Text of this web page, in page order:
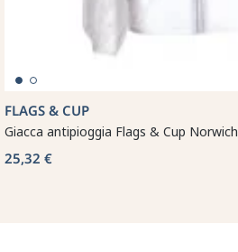
FLAGS & CUP
Giacca antipioggia Flags & Cup Norwich
25,32 €